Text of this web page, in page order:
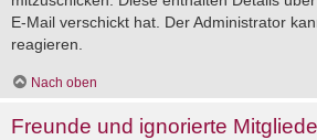
E-Mail verschickt hat. Der Administrator
reagieren.
Nach oben
Freunde und ignorierte